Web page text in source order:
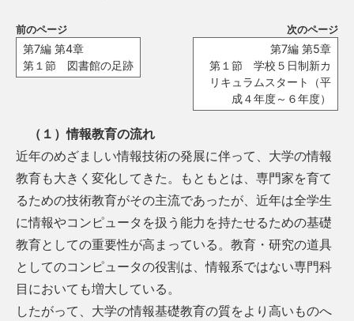
前のページ
第7編 第4章
第１節 図書館の足跡
次のページ
第7編 第5章
第１節 学校５日制新カ
リキュラムスタート（平
成４年度～６年度）
（１）情報教育の流れ
近年のめざましい情報技術の発展に伴って、大学の情報
教育も大きく変化してきた。もともとは、専門家を育て
るための技術教育がその主流であったが、近年は全学生
に情報やコンピュータを扱う能力を持たせるための基礎
教育としての重要性が高まっている。教育・研究の道具
としてのコンピュータの役割は、情報系ではない専門科
目においても増大している。
したがって、大学の情報基礎教育の質をより高いものへ